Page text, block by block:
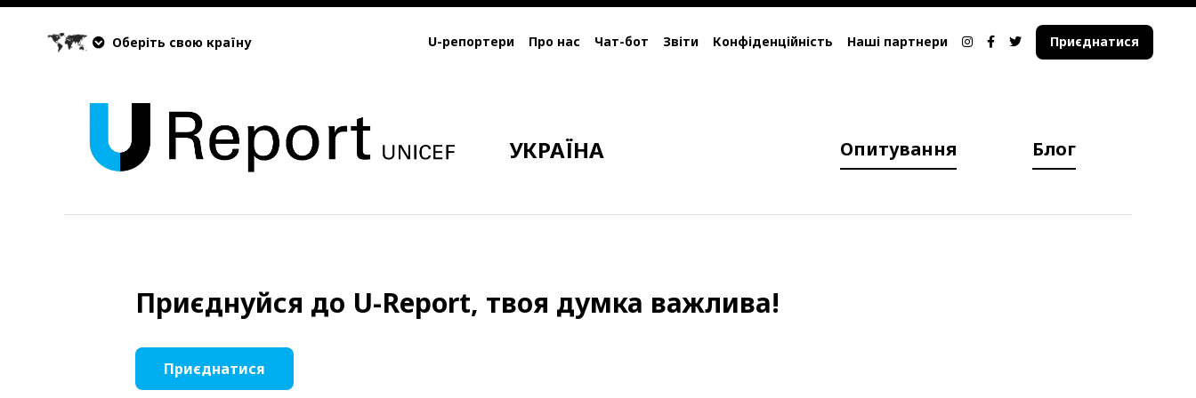
Оберіть свою країну U-репортери Про нас Чат-бот Звіти Конфіденційність Наші партнери Приєднатися
УКРАЇНА Опитування Блог
Приєднуйся до U-Report, твоя думка важлива!
Приєднатися